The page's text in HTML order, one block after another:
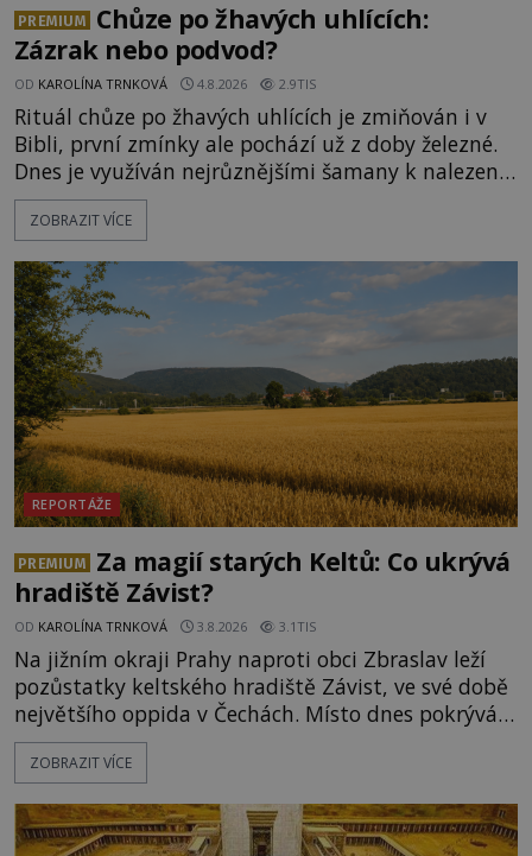
PREMIUM
Chůze po žhavých uhlících:
Zázrak nebo podvod?
OD KAROLÍNA TRNKOVÁ 4.8.2026 2.9TIS
Rituál chůze po žhavých uhlících je zmiňován i v
Bibli, první zmínky ale pochází už z doby železné.
Dnes je využíván nejrůznějšími šamany k nalezení
spirituální síly či vnitřního klidu. Jak funguje a proč
si při něm člověk nepopálí nohy, což bylo
nadpřirozeného? Histori
ZOBRAZIT VÍCE
REPORTÁŽE
PREMIUM
Za magií starých Keltů: Co ukrývá
hradiště Závist?
OD KAROLÍNA TRNKOVÁ 3.8.2026 3.1TIS
Na jižním okraji Prahy naproti obci Zbraslav leží
pozůstatky keltského hradiště Závist, ve své době
největšího oppida v Čechách. Místo dnes pokrývá
les, zbytky po kdysi monumentálním hradišti jsou
ale v terénu patrné stále. Co dalšího tu po Keltech
vrch Hr
ZOBRAZIT VÍCE